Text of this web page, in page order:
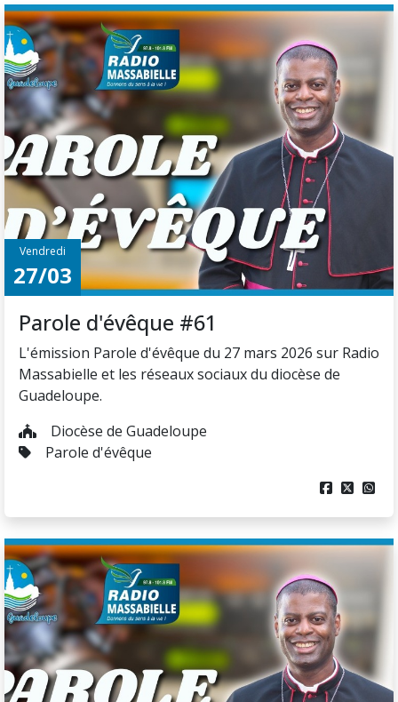
Vendredi
27/03
Parole d'évêque #61
L'émission Parole d'évêque du 27 mars 2026 sur Radio
Massabielle et les réseaux sociaux du diocèse de
Guadeloupe.
Diocèse de Guadeloupe
Parole d'évêque
  